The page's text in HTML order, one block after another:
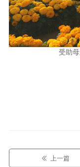
受助
上一篇